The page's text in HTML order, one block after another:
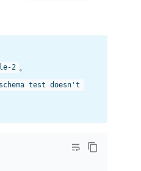
2 。
schema test doesn't